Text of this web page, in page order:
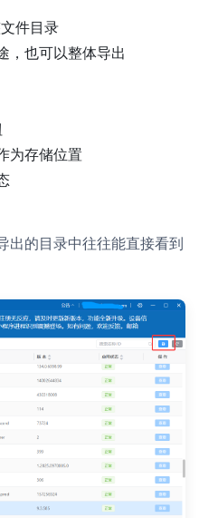
件目录
，也可以整体导出
为存储位置
出的目录中往往能直接看到